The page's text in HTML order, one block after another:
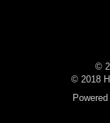
©
© 2018